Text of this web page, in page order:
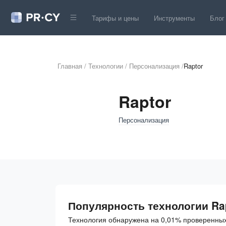
Тарифы и цены Инструменты Блог
Главная / Технологии / Персонализация /Raptor
Raptor
Персонализация
Популярность технологии
Технология обнаружена на 0,01%